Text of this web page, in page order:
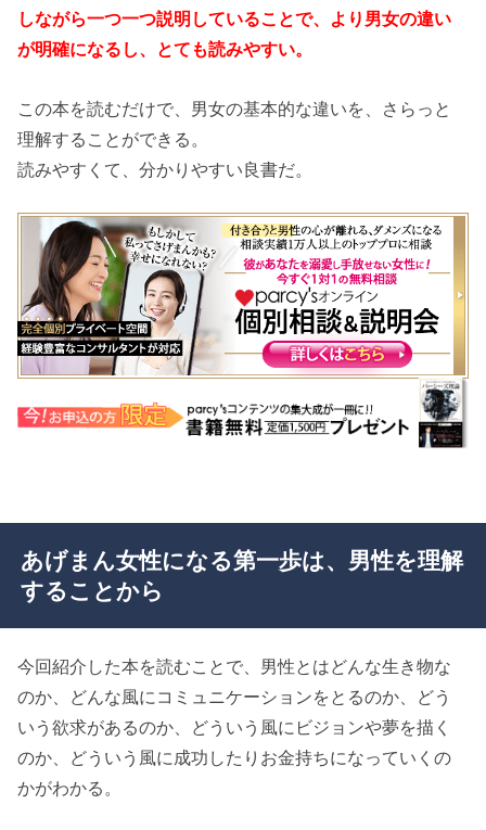
しながら一つ一つ説明していることで、より男女の違い
が明確になるし、とても読みやすい。
この本を読むだけで、男女の基本的な違いを、さらっと
理解することができる。
読みやすくて、分かりやすい良書だ。
あげまん女性になる第一歩は、男性を理解
することから
今回紹介した本を読むことで、男性とはどんな生き物な
のか、どんな風にコミュニケーションをとるのか、どう
いう欲求があるのか、どういう風にビジョンや夢を描く
のか、どういう風に成功したりお金持ちになっていくの
かがわかる。